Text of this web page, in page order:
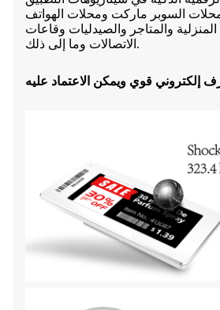
السوبر ماركت ومحلات الهواتف
المنزلية والمتاجر والصيدليات وقاعات
الاتصالات وما إلى ذلك.